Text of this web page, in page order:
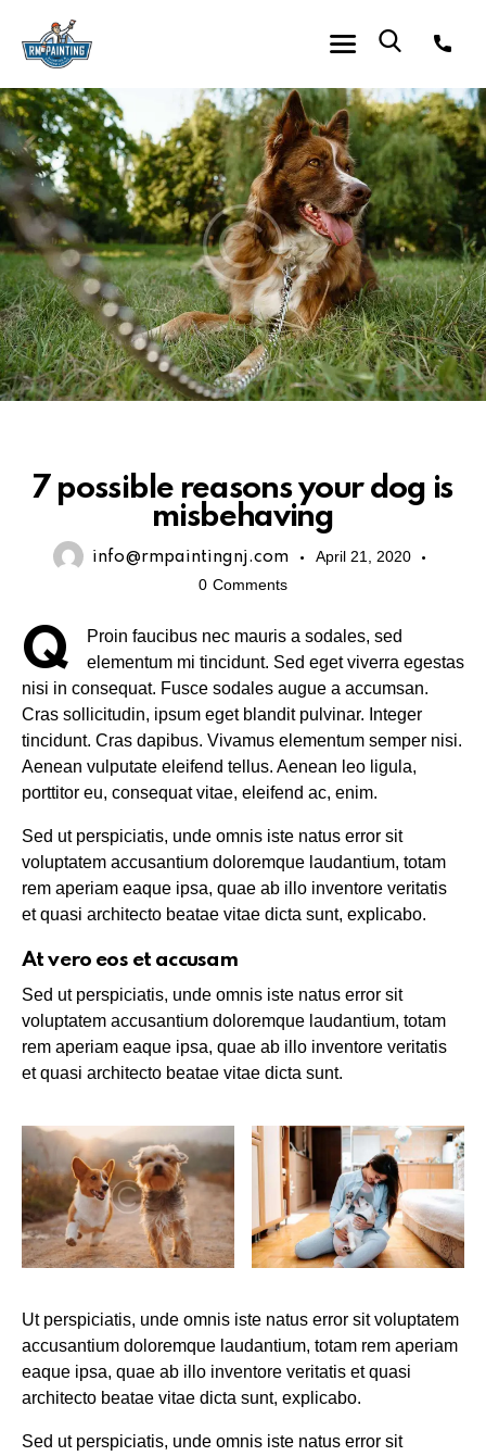
7 possible reasons your dog is
misbehaving
info@rmpaintingnj.com
April 21, 2020
0 Comments
Q
Proin faucibus nec mauris a sodales, sed
elementum mi tincidunt. Sed eget viverra egestas
nisi in consequat. Fusce sodales augue a accumsan.
Cras sollicitudin, ipsum eget blandit pulvinar. Integer
tincidunt. Cras dapibus. Vivamus elementum semper nisi.
Aenean vulputate eleifend tellus. Aenean leo ligula,
porttitor eu, consequat vitae, eleifend ac, enim.
Sed ut perspiciatis, unde omnis iste natus error sit
voluptatem accusantium doloremque laudantium, totam
rem aperiam eaque ipsa, quae ab illo inventore veritatis
et quasi architecto beatae vitae dicta sunt, explicabo.
At vero eos et accusam
Sed ut perspiciatis, unde omnis iste natus error sit
voluptatem accusantium doloremque laudantium, totam
rem aperiam eaque ipsa, quae ab illo inventore veritatis
et quasi architecto beatae vitae dicta sunt.
Ut perspiciatis, unde omnis iste natus error sit voluptatem
accusantium doloremque laudantium, totam rem aperiam
eaque ipsa, quae ab illo inventore veritatis et quasi
architecto beatae vitae dicta sunt, explicabo.
Sed ut perspiciatis, unde omnis iste natus error sit